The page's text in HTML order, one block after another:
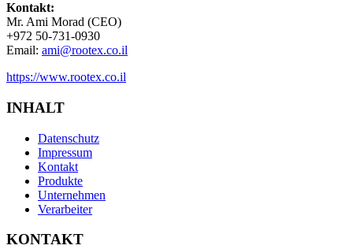
Kontakt:
Mr. Ami Morad (CEO)
+972 50-731-0930
Email: ami@rootex.co.il
https://www.rootex.co.il
INHALT
Datenschutz
Impressum
Kontakt
Produkte
Unternehmen
Verarbeiter
KONTAKT